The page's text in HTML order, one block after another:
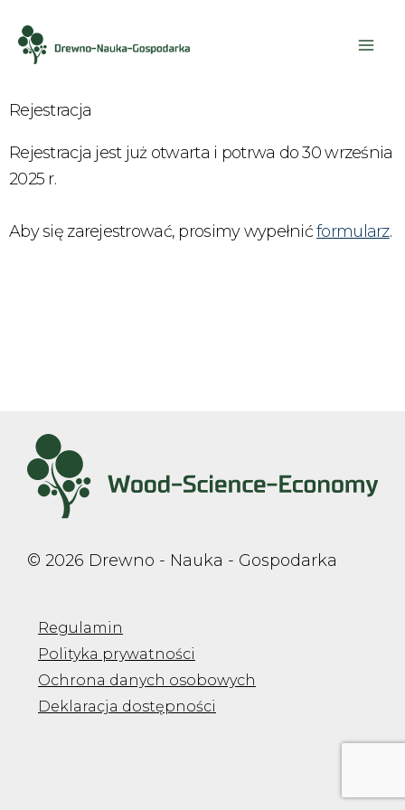
Rejestracja
Rejestracja jest już otwarta i potrwa do 30 września
2025 r.
Aby się zarejestrować, prosimy wypełnićformularz.
© 2026 Drewno - Nauka - Gospodarka
Regulamin
Polityka prywatności
Ochrona danych osobowych
Deklaracja dostępności